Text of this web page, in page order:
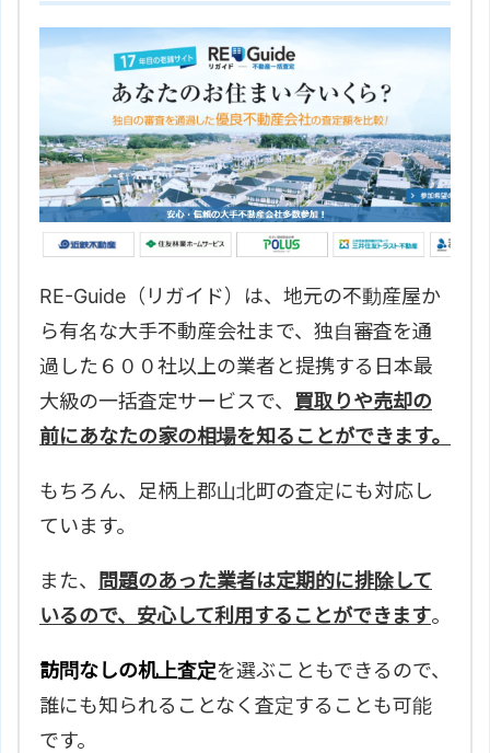
RE-Guide（リガイド）は、地元の不動産屋か
ら有名な大手不動産会社まで、独自審査を通
過した６００社以上の業者と提携する日本最
大級の一括査定サービスで、 買取りや売却の
前にあなたの家の相場を知ることができます。
もちろん、 足柄上郡山北町の査定にも対応し
ています。
また、
問題のあった業者は定期的に排除して
いるので、安心して利用することができます。
訪問なしの机上査定を選ぶこともできるので、
誰にも知られることなく査定することも可能
です。